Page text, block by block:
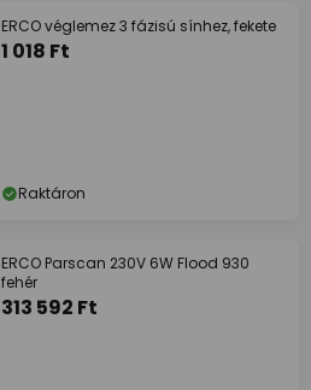
ERCO véglemez 3 fázisú sínhez, fekete
1 018 Ft
Raktáron
ERCO Parscan 230V 6W Flood 930
fehér
313 592 Ft